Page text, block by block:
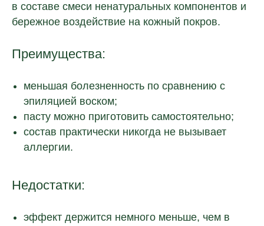
в составе смеси ненатуральных компонентов и
бережное воздействие на кожный покров.
Преимущества:
меньшая болезненность по сравнению с
эпиляцией воском;
пасту можно приготовить самостоятельно;
состав практически никогда не вызывает
аллергии.
Недостатки:
эффект держится немного меньше, чем в